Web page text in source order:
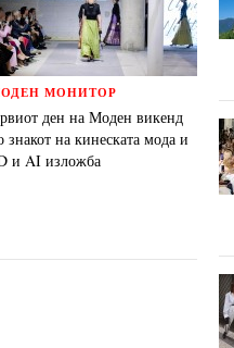
МОНИТОР
ден на Моден викенд
знакот на кинеската мода и
и AI изложба